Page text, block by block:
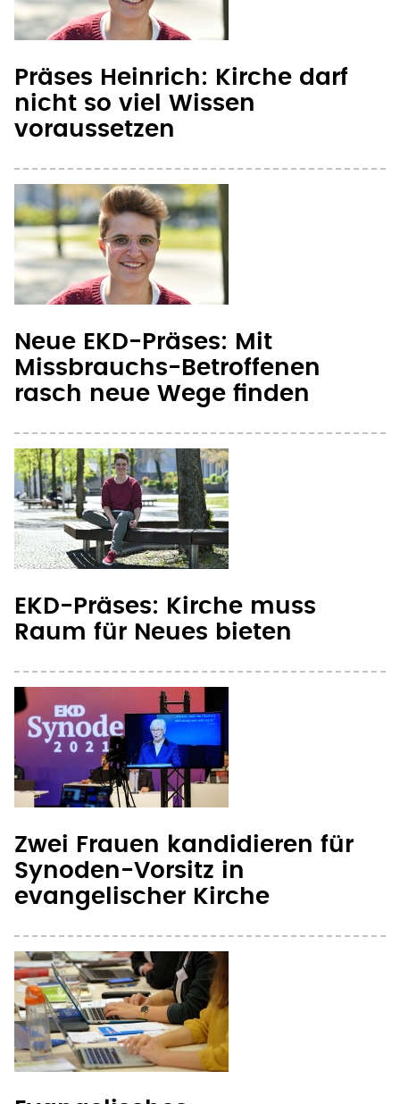
voraussetzen
Neue EKD-Präses: Mit
Missbrauchs-Betroffenen
rasch neue Wege finden
EKD-Präses: Kirche muss
Raum für Neues bieten
Zwei Frauen kandidieren für
Synoden-Vorsitz in
evangelischer Kirche
Evangelisches
Kirchenparlament wird jünger
und weiblicher